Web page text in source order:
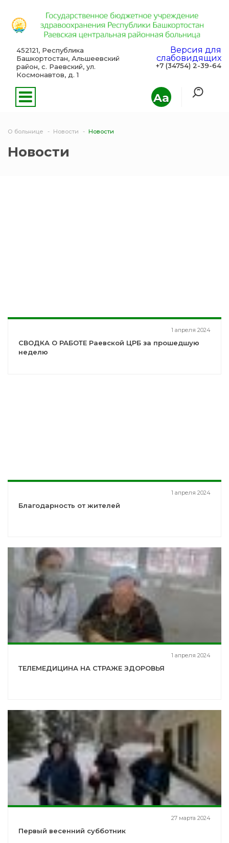
Aa
452121, Республика
Башкортостан, Альшеевский
район, с. Раевский, ул.
Космонавтов, д. 1
Версия для
слабовидящих
+7 (34754) 2-39-64
О больнице Новости Новости
Новости
1 апреля 2024
СВОДКА О РАБОТЕ Раевской ЦРБ за прошедшую
неделю
1 апреля 2024
Благодарность от жителей
1 апреля 2024
ТЕЛЕМЕДИЦИНА НА СТРАЖЕ ЗДОРОВЬЯ
27 марта 2024
Первый весенний субботник